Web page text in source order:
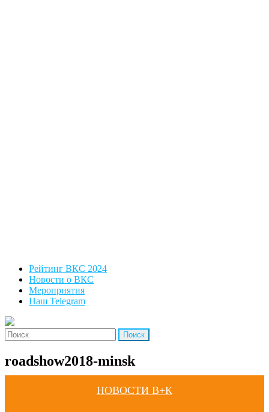
Рейтинг ВКС 2024
Новости о ВКС
Мероприятия
Наш Telegram
'Найти:
roadshow2018-minsk
НОВОСТИ В+К